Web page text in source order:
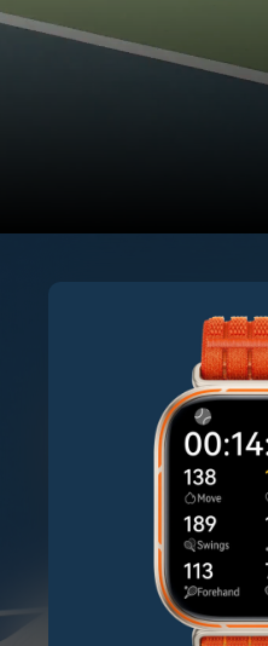
Sports de raquettes
Maîtriser